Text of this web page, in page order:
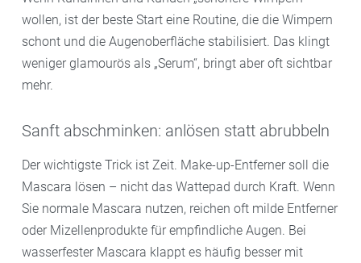
wollen, ist der beste Start eine Routine, die die Wimpern
schont und die Augenoberfläche stabilisiert. Das klingt
weniger glamourös als „Serum“, bringt aber oft sichtbar
mehr.
Sanft abschminken: anlösen statt abrubbeln
Der wichtigste Trick ist Zeit. Make-up-Entferner soll die
Mascara lösen – nicht das Wattepad durch Kraft. Wenn
Sie normale Mascara nutzen, reichen oft milde Entferner
oder Mizellenprodukte für empfindliche Augen. Bei
wasserfester Mascara klappt es häufig besser mit